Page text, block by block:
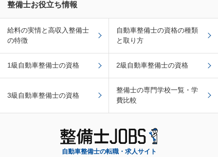
整備士お役立ち情報
給料の実情と高収入整備士
の特徴
自動車整備士の資格の種類
と取り方
1級自動車整備士の資格 2級自動車整備士の資格
3級自動車整備士の資格
整備士の専門学校一覧・学
費比較
自動車整備士の転職・求人サイト